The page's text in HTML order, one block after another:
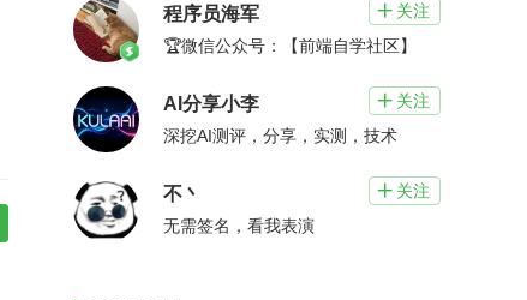
程序员海军  关注
🏆微信公众号：【前端自学社区】
AI分享小李  关注
深挖AI测评，分享，实测，技术
不丶  关注
无需签名，看我表演